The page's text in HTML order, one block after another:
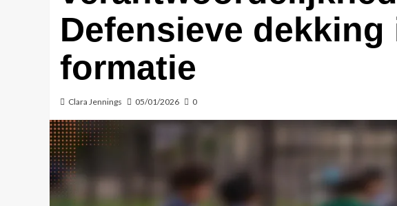
Defensieve dekking
formatie
Clara Jennings 05/01/2026 0